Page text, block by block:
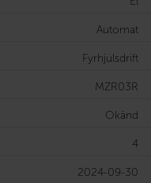
Automat
Fyrhjulsdrift
MZR03R
Okänd
4
2024-09-30